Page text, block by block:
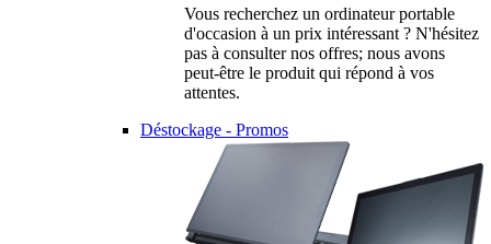
Vous recherchez un ordinateur portable
d'occasion à un prix intéressant ? N'hésitez
pas à consulter nos offres; nous avons
peut-être le produit qui répond à vos
attentes.
Déstockage - Promos